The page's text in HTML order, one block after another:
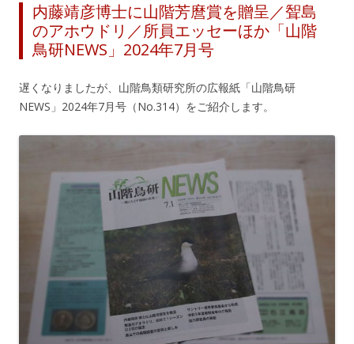
内藤靖彦博士に山階芳麿賞を贈呈／聟島
のアホウドリ／所員エッセーほか「山階
鳥研NEWS」2024年7月号
遅くなりましたが、山階鳥類研究所の広報紙「山階鳥研
NEWS」2024年7月号（No.314）をご紹介します。